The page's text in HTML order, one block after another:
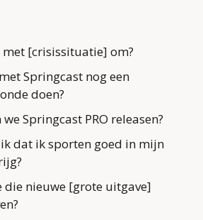
met [crisissituatie] om?
Springcast nog een
doen?
Springcast PRO releasen?
dat ik sporten goed in mijn
die nieuwe [grote uitgave]